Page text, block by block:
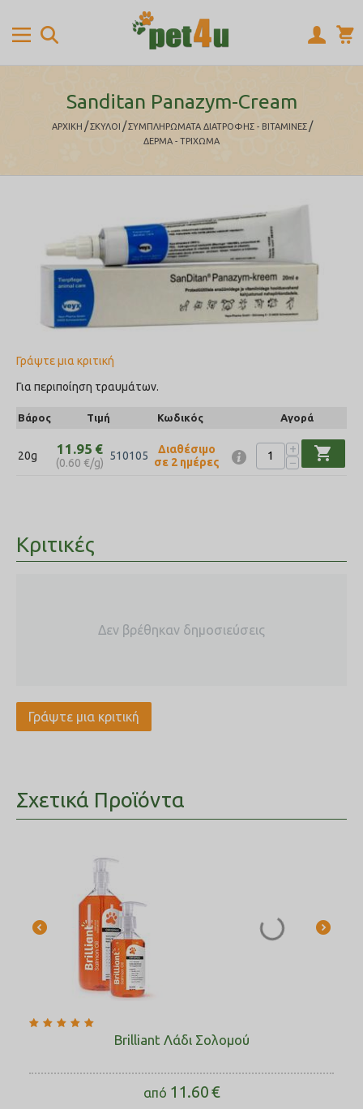
Sanditan Panazym-Cream
ΑΡΧΙΚΉ /ΣΚΥΛΟΙ /ΣΥΜΠΛΗΡΩΜΑΤΑ ΔΙΑΤΡΟΦΗΣ - ΒΙΤΑΜΙΝΕΣ /
ΔΕΡΜΑ - ΤΡΙΧΩΜΑ
Γράψτε μια κριτική
Για περιποίηση τραυμάτων.
Βάρος Τιμή Κωδικός Αγορά
20g 11.95 €
(0.60 €/g)
510105
Διαθέσιμο
σε 2 ημέρες
+
−
shopping_cart
Κριτικές
Δεν βρέθηκαν δημοσιεύσεις
Γράψτε μια κριτική
Σχετικά Προϊόντα
Brilliant Λάδι Σολομού
από 11.60€